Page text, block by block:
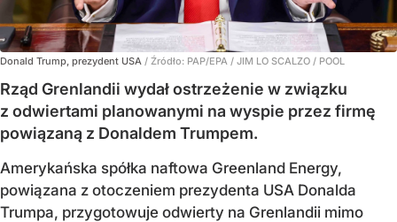
Donald Trump, prezydent USA / Źródło: PAP/EPA / JIM LO SCALZO / POOL
Rząd Grenlandii wydał ostrzeżenie w związku
z odwiertami planowanymi na wyspie przez firmę
powiązaną z Donaldem Trumpem.
Amerykańska spółka naftowa Greenland Energy,
powiązana z otoczeniem prezydenta USA Donalda
Trumpa, przygotowuje odwierty na Grenlandii mimo